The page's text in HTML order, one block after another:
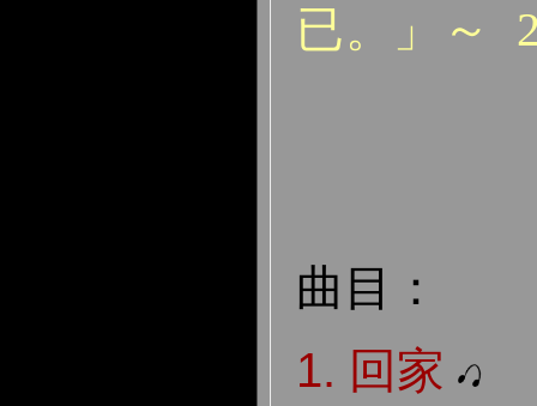
已。」～
曲目：
1. 回家